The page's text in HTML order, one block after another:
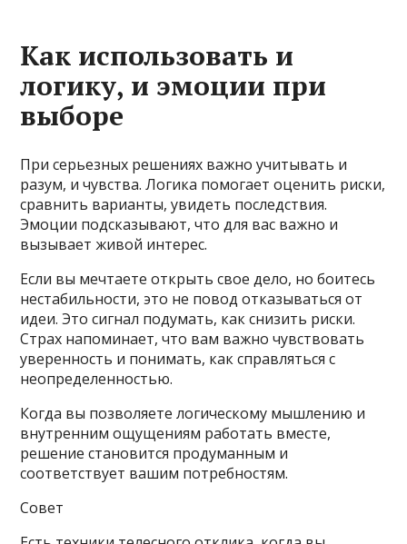
Как использовать и
логику, и эмоции при
выборе
При серьезных решениях важно учитывать и
разум, и чувства. Логика помогает оценить риски,
сравнить варианты, увидеть последствия.
Эмоции подсказывают, что для вас важно и
вызывает живой интерес.
Если вы мечтаете открыть свое дело, но боитесь
нестабильности, это не повод отказываться от
идеи. Это сигнал подумать, как снизить риски.
Страх напоминает, что вам важно чувствовать
уверенность и понимать, как справляться с
неопределенностью.
Когда вы позволяете логическому мышлению и
внутренним ощущениям работать вместе,
решение становится продуманным и
соответствует вашим потребностям.
Совет